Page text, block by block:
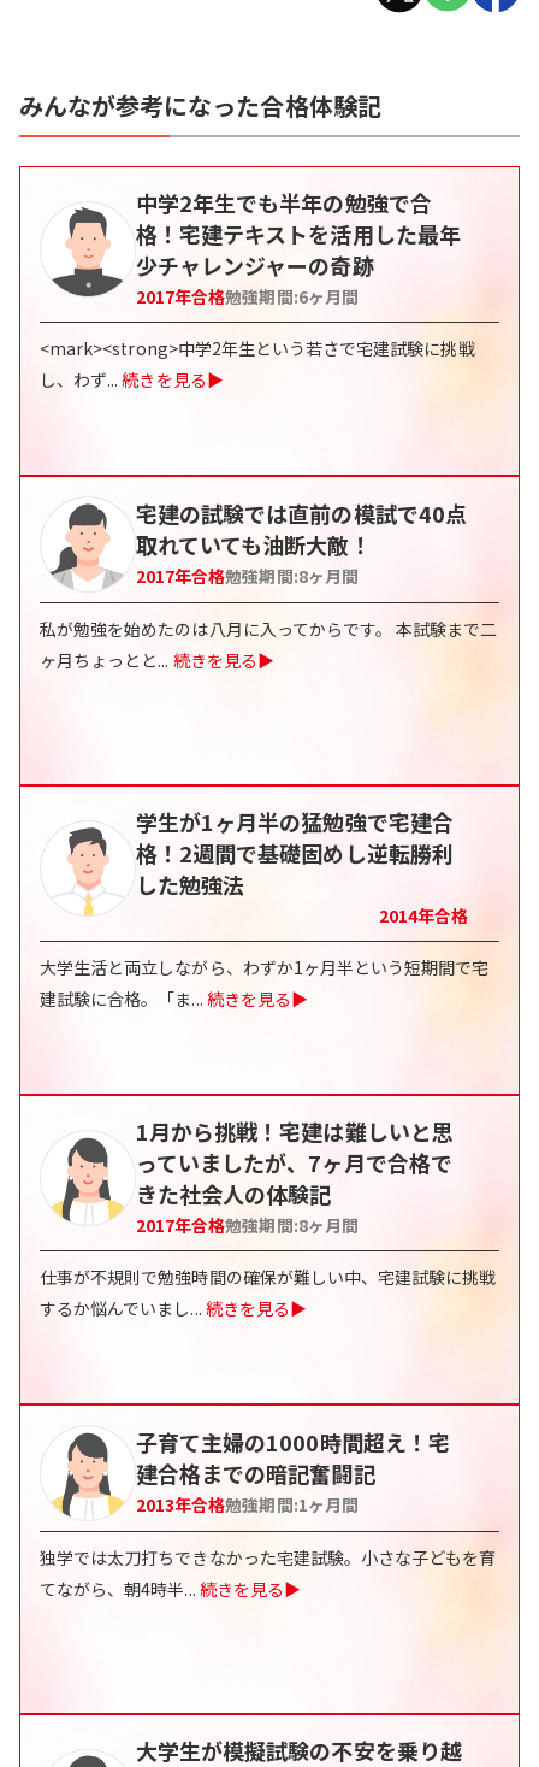
みんなが参考になった合格体験記
中学2年生でも半年の勉強で合
格！宅建テキストを活用した最年
少チャレンジャーの奇跡
2017年合格勉強期間:6ヶ月間
<mark><strong>中学2年生という若さで宅建試験に挑戦
し、わず... 続きを見る▶
宅建の試験では直前の模試で40点
取れていても油断大敵！
2017年合格勉強期間:8ヶ月間
私が勉強を始めたのは八月に入ってからです。 本試験まで二
ヶ月ちょっとと... 続きを見る▶
学生が1ヶ月半の猛勉強で宅建合
格！2週間で基礎固めし逆転勝利
した勉強法
2014年合格
大学生活と両立しながら、わずか1ヶ月半という短期間で宅
建試験に合格。「ま... 続きを見る▶
1月から挑戦！宅建は難しいと思
っていましたが、7ヶ月で合格で
きた社会人の体験記
2017年合格勉強期間:8ヶ月間
仕事が不規則で勉強時間の確保が難しい中、宅建試験に挑戦
するか悩んでいまし... 続きを見る▶
子育て主婦の1000時間超え！宅
建合格までの暗記奮闘記
2013年合格勉強期間:1ヶ月間
独学では太刀打ちできなかった宅建試験。小さな子どもを育
てながら、朝4時半... 続きを見る▶
大学生が模擬試験の不安を乗り越